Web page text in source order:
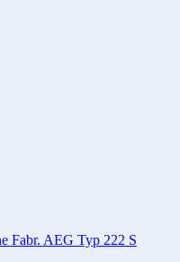
Fabr. AEG Typ 222 S